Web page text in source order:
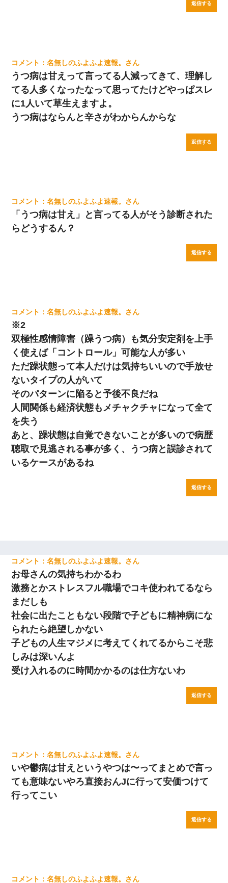
返信する
名無しのふよふよ速報。
うつ病は甘えって言ってる人減ってきて、理解し
てる人多くなったなって思ってたけどやっぱスレ
に1人いて草生えますよ。
うつ病はならんと辛さがわからんからな
返信する
名無しのふよふよ速報。
「うつ病は甘え」と言ってる人がそう診断された
らどうするん？
返信する
名無しのふよふよ速報。
※2
双極性感情障害（躁うつ病）も気分安定剤を上手
く使えば「コントロール」可能な人が多い
ただ躁状態って本人だけは気持ちいいので手放せ
ないタイプの人がいて
そのパターンに陥ると予後不良だね
人間関係も経済状態もメチャクチャになって全て
を失う
あと、躁状態は自覚できないことが多いので病歴
聴取で見逃される事が多く、うつ病と誤診されて
いるケースがあるね
返信する
名無しのふよふよ速報。
お母さんの気持ちわかるわ
激務とかストレスフル職場でコキ使われてるなら
まだしも
社会に出たこともない段階で子どもに精神病にな
られたら絶望しかない
子どもの人生マジメに考えてくれてるからこそ悲
しみは深いんよ
受け入れるのに時間かかるのは仕方ないわ
返信する
名無しのふよふよ速報。
いや鬱病は甘えというやつは〜ってまとめで言っ
ても意味ないやろ直接おんJに行って安価つけて
行ってこい
返信する
名無しのふよふよ速報。